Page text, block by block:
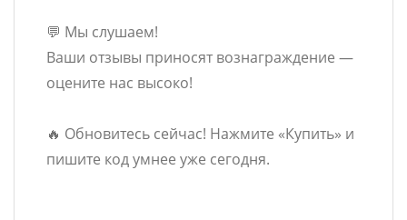
💬 Мы слушаем!
Ваши отзывы приносят вознаграждение —
оцените нас высоко!
🔥 Обновитесь сейчас! Нажмите «Купить» и
пишите код умнее уже сегодня.